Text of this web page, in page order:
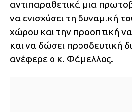
αντιπαραθετικά μια
να ενισχύσει τη δυναμική
χώρου και την προοπτική να
και να δώσει προοδευτική
ανέφερε ο κ. Φάμελλος.